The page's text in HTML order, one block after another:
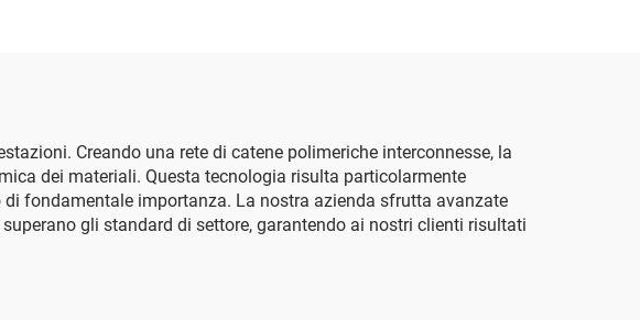
Creando una rete di catene polimeriche interconnesse, la
dei materiali. Questa tecnologia risulta particolarmente
fondamentale importanza. La nostra azienda sfrutta avanzate
gli standard di settore, garantendo ai nostri clienti risultati